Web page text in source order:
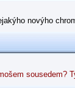
novýho
sousedem?